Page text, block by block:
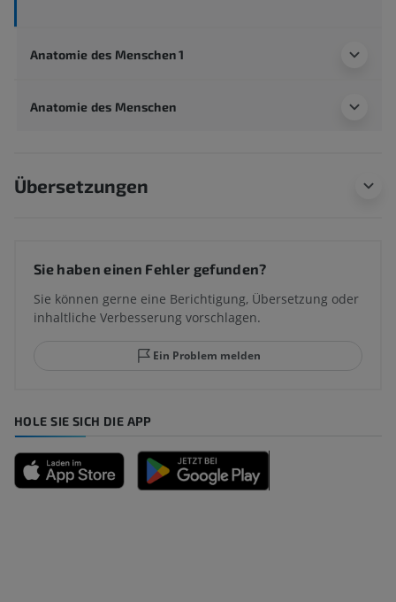
Anatomie des Menschen 1
Anatomie des Menschen
Übersetzungen
Sie haben einen Fehler gefunden?
Sie können gerne eine Berichtigung, Übersetzung oder
inhaltliche Verbesserung vorschlagen.
Ein Problem melden
HOLE SIE SICH DIE APP